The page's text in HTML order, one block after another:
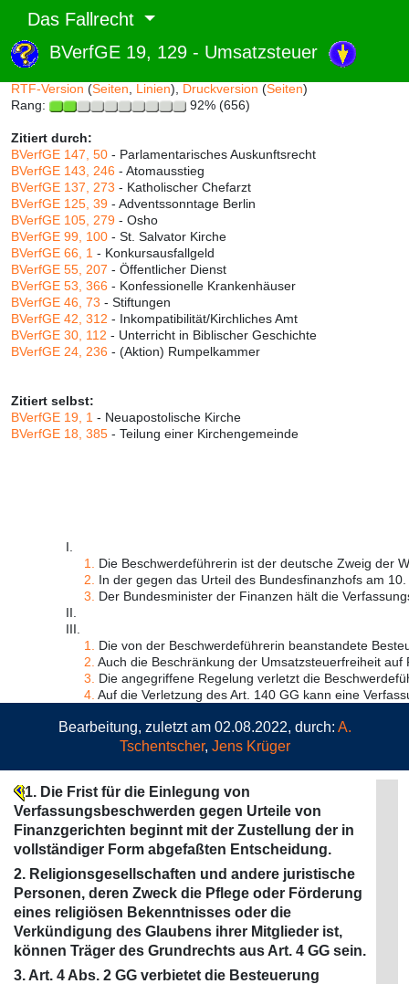
Das Fallrecht
BVerfGE 19, 129 - Umsatzsteuer
Abruf und Rang:
RTF-Version (Seiten Linien), Druckversion (Seiten)
Rang:
92% (656)
Zitiert durch:
BVerfGE 147, 50 - Parlamentarisches Auskunftsrecht
BVerfGE 143, 246 - Atomausstieg
BVerfGE 137, 273 - Katholischer Chefarzt
BVerfGE 125, 39 - Adventssonntage Berlin
BVerfGE 105, 279 - Osho
BVerfGE 99, 100 - St. Salvator Kirche
BVerfGE 66, 1 - Konkursausfallgeld
BVerfGE 55, 207 - Öffentlicher Dienst
BVerfGE 53, 366 - Konfessionelle Krankenhäuser
BVerfGE 46, 73 - Stiftungen
BVerfGE 42, 312 - Inkompatibilität/Kirchliches Amt
BVerfGE 30, 112 - Unterricht in Biblischer Geschichte
BVerfGE 24, 236 - (Aktion) Rumpelkammer
Zitiert selbst:
BVerfGE 19, 1 - Neuapostolische Kirche
BVerfGE 18, 385 - Teilung einer Kirchengemeinde
I.
1.
Die Beschwerdeführerin ist der deutsche Zweig der
2.
In der gegen das Urteil des Bundesfinanzhofs am
3.
Der Bundesminister der Finanzen hält die
II.
III.
1.
Die von der Beschwerdeführerin beanstandete
2. Auch die Beschränkung der Umsatzsteuerfreiheit auf
3.
Die angegriffene Regelung verletzt die
4. Auf die Verletzung des Art. 140 GG kann eine
Bearbeitung, zuletzt am 02.08.2022, durch: A.
Tschentscher, Jens Krüger
1. Die Frist für die Einlegung von
Verfassungsbeschwerden gegen Urteile von
Finanzgerichten beginnt mit der Zustellung der in
vollständiger Form abgefaßten Entscheidung.
2. Religionsgesellschaften und andere juristische
Personen, deren Zweck die Pflege oder Förderung
eines religiösen Bekenntnisses oder die
Verkündigung des Glaubens ihrer Mitglieder ist,
können Träger des Grundrechts aus Art. 4 GG sein.
3. Art. 4 Abs. 2 GG verbietet die Besteuerung